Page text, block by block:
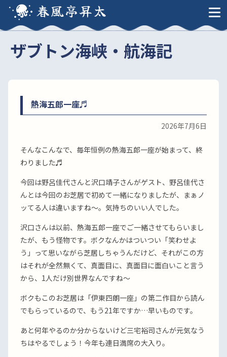
春風亭昇太
ザブトン海峡・航海記
熱海五郎一座♬
2026年7月6日
そんなこんなで、毎年恒例の熱海五郎一座が始まって、終
わりました♬
今回は野呂佳代さんと沢口靖子さんがゲスト、野呂佳代さ
んとは今回のお芝居で初めて一緒になりましたが、まぁノ
ッてる人は違いますね〜。気持ちのいい人でした。
沢口さんは以前、熱海五郎一座でご一緒させてもらいまし
たが、もう怪物です。ボクなんかはついつい「笑わせよ
う」って思いながら芝居しちゃうんだけど、それがこの方
はそれが全然無くて、真面目に、真面目に面白いこと言う
から、1人だけ別世界なんですね〜
ボクもこのお芝居は「伊東四朗一座」の第二作目から読ん
でもらっているので、もう21年ですか…早いものです。
あと何年やるのか分からないけど三宅裕司さんが元気なう
ちはやるでしょう！今年も連日満席の大入り。